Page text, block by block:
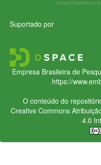
Suportado por
Empresa Brasileira de
https://
O conteúdo do
Creative Commons
4.0